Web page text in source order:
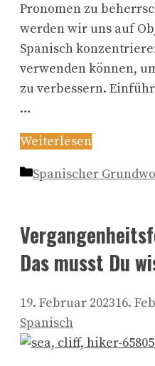
Pronomen zu
werden wir uns auf
Spanisch
verwenden können,
zu verbessern.
…
Weiterlesen
Kategorien
Spanischer
Das musst Du
19. Februar 202316.
Spanisch